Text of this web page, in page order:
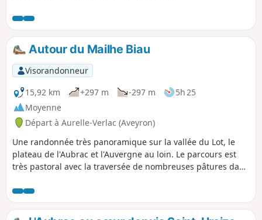
Autour du Mailhe Biau
Visorandonneur
15,92 km
+297 m -297 m
5h 25
Moyenne
Départ à Aurelle-Verlac (Aveyron)
Une randonnée très panoramique sur la vallée du Lot, le
plateau de l'Aubrac et l'Auvergne au loin. Le parcours est
très pastoral avec la traversée de nombreuses pâtures dans
octobre). Les pentes sont douces et on passe un certain
nombre de clôtures.